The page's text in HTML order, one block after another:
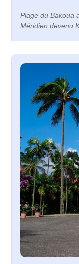
Plage du Bakoua
Méridien devenu